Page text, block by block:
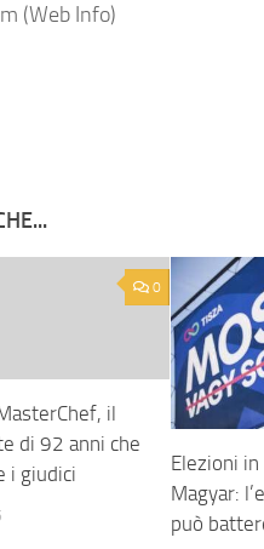
(Web Info)
0
il
di 92 anni che
i giudici
Elezioni
Magyar:
può